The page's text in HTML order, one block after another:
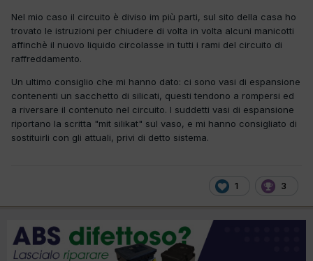
Nel mio caso il circuito è diviso im più parti, sul sito della casa ho
trovato le istruzioni per chiudere di volta in volta alcuni manicotti
affinchè il nuovo liquido circolasse in tutti i rami del circuito di
raffreddamento.
Un ultimo consiglio che mi hanno dato: ci sono vasi di espansione
contenenti un sacchetto di silicati, questi tendono a rompersi ed
a riversare il contenuto nel circuito. I suddetti vasi di espansione
riportano la scritta "mit silikat" sul vaso, e mi hanno consigliato di
sostituirli con gli attuali, privi di detto sistema.
1 3